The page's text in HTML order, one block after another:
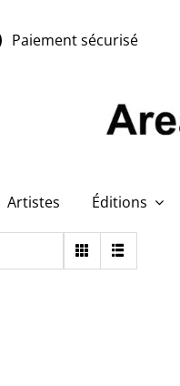
Paiement sécurisé
Artistes Éditions